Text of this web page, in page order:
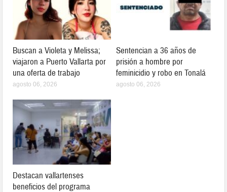
Buscan a Violeta y Melissa;
viajaron a Puerto Vallarta por
una oferta de trabajo
agosto 06, 2026
Sentencian a 36 años de
prisión a hombre por
feminicidio y robo en Tonalá
agosto 06, 2026
Destacan vallartenses
beneficios del programa